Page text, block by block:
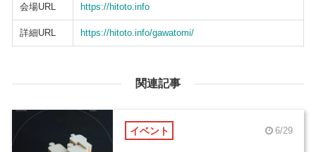
会場URL https://hitoto.info
詳細URL https://hitoto.info/gawatomi/
関連記事
イベント 6/29